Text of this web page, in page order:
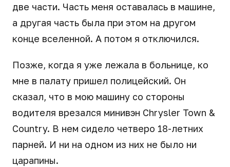
две части. Часть меня оставалась в машине,
а другая часть была при этом на другом
конце вселенной. А потом я отключился.
Позже, когда я уже лежала в больнице, ко
мне в палату пришел полицейский. Он
сказал, что в мою машину со стороны
водителя врезался минивэн Chrysler Town &
Country. В нем сидело четверо 18-летних
парней. И ни на одном из них не было ни
царапины.